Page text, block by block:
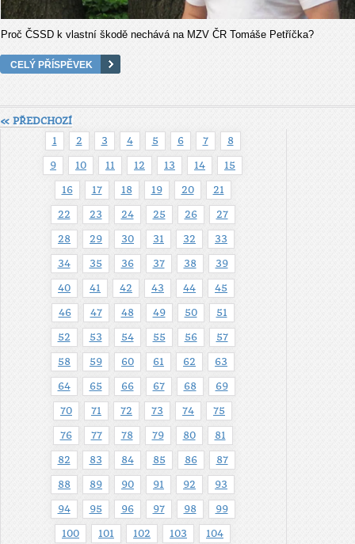
Proč ČSSD k vlastní škodě nechává na MZV ČR Tomáše Petříčka?
CELÝ PŘÍSPĚVEK
« PŘEDCHOZÍ
1
2 3 4 5 6 7 8
9 10 11 12 13 14 15
16 17 18 19 20 21
22 23 24 25 26 27
28 29 30 31 32 33
34 35 36 37 38 39
40 41 42 43 44 45
46 47 48 49 50 51
52 53 54 55 56 57
58 59 60 61 62 63
64 65 66 67 68 69
70 71 72 73 74 75
76 77 78 79 80 81
82 83 84 85 86 87
88 89 90 91 92 93
94 95 96 97 98 99
100 101 102 103 104